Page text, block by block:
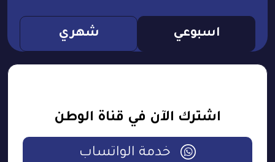
اسبوعي شهري
اشترك الآن في قناة الوطن
خدمة الواتساب